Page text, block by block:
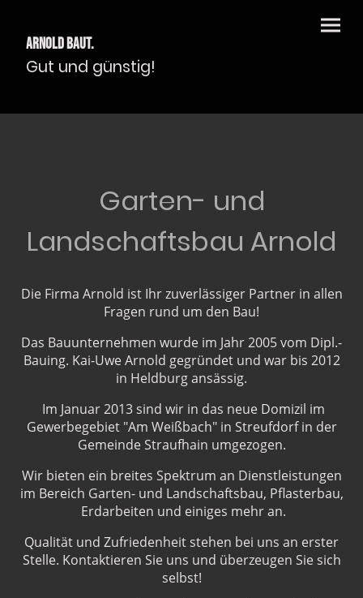
Arnold Baut.
Gut und günstig!
Garten- und
Landschaftsbau Arnold
Die Firma Arnold ist Ihr zuverlässiger Partner in allen
Fragen rund um den Bau!
Das Bauunternehmen wurde im Jahr 2005 vom Dipl.-
Bauing. Kai-Uwe Arnold gegründet und war bis 2012
in Heldburg ansässig.
Im Januar 2013 sind wir in das neue Domizil im
Gewerbegebiet "Am Weißbach" in Streufdorf in der
Gemeinde Straufhain umgezogen.
Wir bieten ein breites Spektrum an Dienstleistungen
im Bereich Garten- und Landschaftsbau, Pflasterbau,
Erdarbeiten und einiges mehr an.
Qualität und Zufriedenheit stehen bei uns an erster
Stelle. Kontaktieren Sie uns und überzeugen Sie sich
selbst!